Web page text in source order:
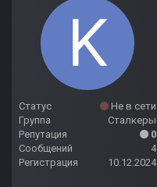
Статус
Не в сети
Группа
Сталкеры
Репутация
0
Сообщений
4
Регистрация
10.12.2024